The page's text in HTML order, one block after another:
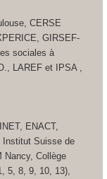
CERSE
GIRSEF-
sociales à
LAREF et IPSA ,
ENACT,
Institut Suisse de
Nancy, Collège
5, 8, 9, 10, 13),